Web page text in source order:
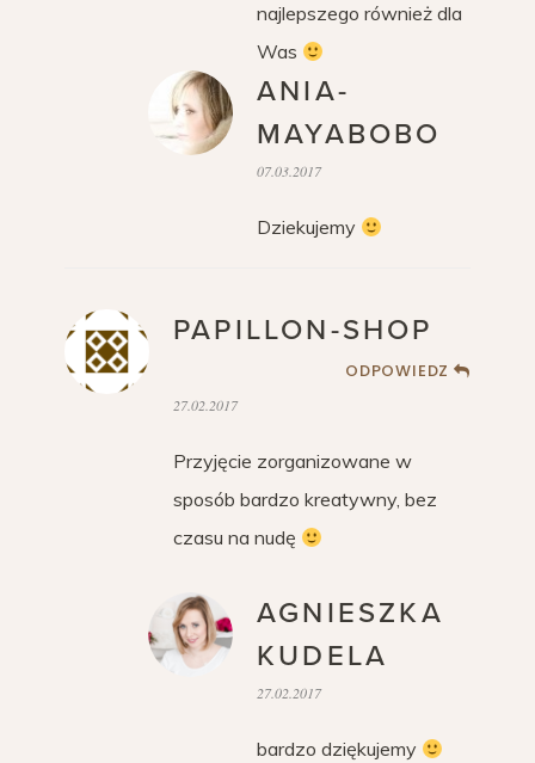
najlepszego również dla
Was
ANIA-
MAYABOBO
07.03.2017
Dziekujemy
PAPILLON-SHOP
ODPOWIEDZ
27.02.2017
Przyjęcie zorganizowane w
sposób bardzo kreatywny, bez
czasu na nudę
AGNIESZKA
KUDELA
27.02.2017
bardzo dziękujemy